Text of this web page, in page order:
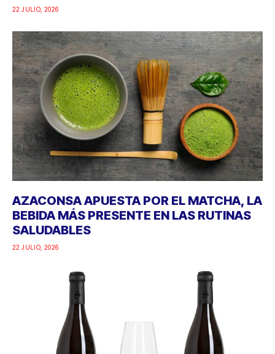
22 JULIO, 2026
AZACONSA APUESTA POR EL MATCHA, LA
BEBIDA MÁS PRESENTE EN LAS RUTINAS
SALUDABLES
22 JULIO, 2026